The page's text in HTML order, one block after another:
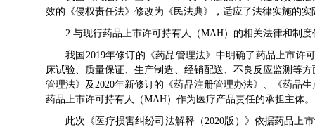
效的《侵权责任法》修改为《民法典》，适应了法律实施的
2.与现行药品上市许可持有人（MAH）的相关法律和制度
我国2019年修订的《药品管理法》中明确了药品上市许
床试验、质量保证、生产制造、经销配送、不良反应监测等
管理法》及2020年新修订的《药品注册管理办法》、《药品
药品上市许可持有人（MAH）作为医疗产品责任的承担主体。
此次《医疗损害纠纷司法解释（2020版）》依据药品上